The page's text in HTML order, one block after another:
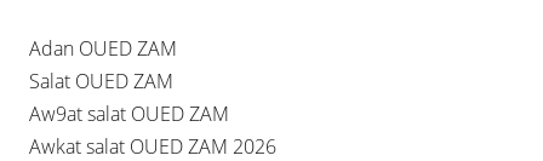
Adan OUED ZAM
Salat OUED ZAM
Aw9at salat OUED ZAM
Awkat salat OUED ZAM 2026